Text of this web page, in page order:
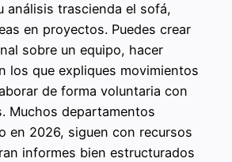
análisis trascienda el sofá,
en proyectos. Puedes crear
sobre un equipo, hacer
los que expliques movimientos
de forma voluntaria con
Muchos departamentos
en 2026, siguen con recursos
informes bien estructurados